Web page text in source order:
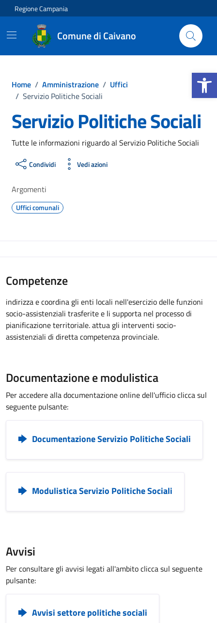
Apri la
Vai ai contenuti
Vai al footer
Regione Campania
Comune di Caivano
Home / Amministrazione / Uffici
/ Servizio Politiche Sociali
Servizio Politiche Sociali
Tutte le informazioni riguardo al Servizio Politiche Sociali
Condividi Vedi azioni
Argomenti
Uffici comunali
Competenze
indirizza e coordina gli enti locali nell'esercizio delle funzioni
socio-assistenziali trasferite e li supporta nel processo di
pianificazione territoriale. attua gli interventi socio-
assistenziali di diretta competenza provinciale.
Documentazione e modulistica
Per accedere alla documentazione online dell'ufficio clicca sul
seguente pulsante:
Documentazione Servizio Politiche Sociali
Modulistica Servizio Politiche Sociali
Avvisi
Per consultare gli avvisi legati all'ambito clicca sul seguente
pulsante:
Avvisi settore politiche sociali